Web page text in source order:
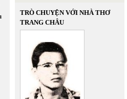
TRÒ CHUYỆN VỚI NHÀ THƠ
TRANG CHÂU